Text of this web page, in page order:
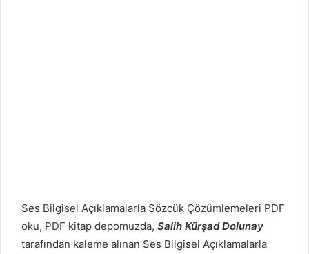
Ses Bilgisel Açıklamalarla Sözcük Çözümlemeleri PDF
oku, PDF kitap depomuzda, Salih Kürşad Dolunay
tarafından kaleme alınan Ses Bilgisel Açıklamalarla